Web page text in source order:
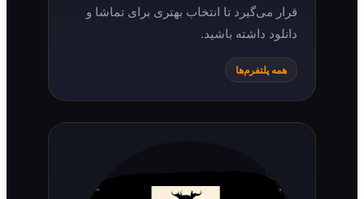
قرار می‌گیرد تا انتخاب بهتری برای تماشا و
دانلود داشته باشید.
همه پلتفرم‌ها